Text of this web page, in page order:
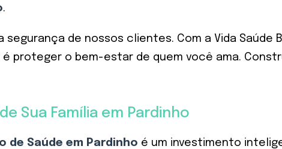
.
segurança de nossos clientes. Com a Vida
é proteger o bem-estar de quem você ama.
Sua Família em Pardinho
de Saúde em Pardinho é um investimento